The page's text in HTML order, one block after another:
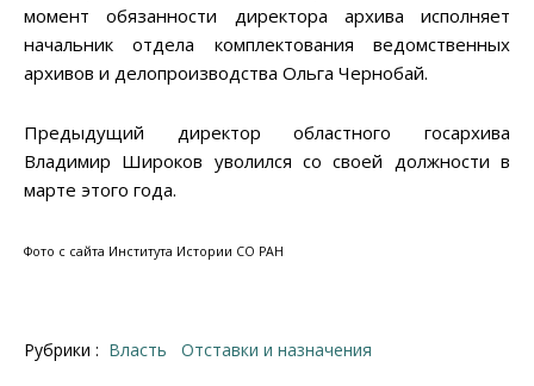
момент обязанности директора архива исполняет
начальник отдела комплектования ведомственных
архивов и делопроизводства Ольга Чернобай.
Предыдущий директор областного госархива
Владимир Широков уволился со своей должности в
марте этого года.
Фото с сайта Института Истории СО РАН
Рубрики : Власть Отставки и назначения